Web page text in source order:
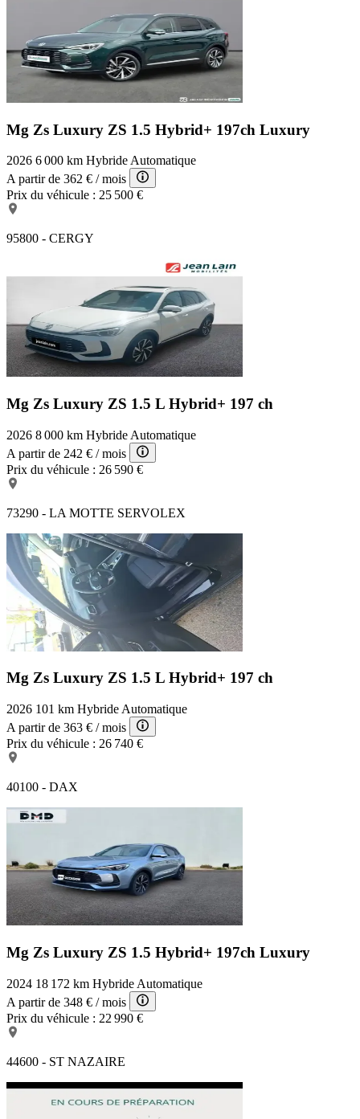
Mg Zs Luxury ZS 1.5 Hybrid+ 197ch Luxury
2026 6 000 km Hybride Automatique
A partir de 362 € / mois
Prix du véhicule : 25 500 €
95800 - CERGY
Mg Zs Luxury ZS 1.5 L Hybrid+ 197 ch
2026 8 000 km Hybride Automatique
A partir de 242 € / mois
Prix du véhicule : 26 590 €
73290 - LA MOTTE SERVOLEX
Mg Zs Luxury ZS 1.5 L Hybrid+ 197 ch
2026 101 km Hybride Automatique
A partir de 363 € / mois
Prix du véhicule : 26 740 €
40100 - DAX
Mg Zs Luxury ZS 1.5 Hybrid+ 197ch Luxury
2024 18 172 km Hybride Automatique
A partir de 348 € / mois
Prix du véhicule : 22 990 €
44600 - ST NAZAIRE